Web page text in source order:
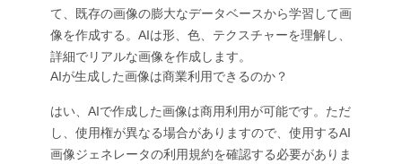
て、既存の画像の膨大なデータベースから学習して画
像を作成する。AIは形、色、テクスチャーを理解し、
詳細でリアルな画像を作成します。
AIが生成した画像は商業利用できるのか？
はい、AIで作成した画像は商用利用が可能です。ただ
し、使用権が異なる場合がありますので、使用するAI
画像ジェネレータの利用規約を確認する必要がありま